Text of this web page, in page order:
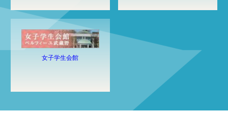
女子学生会館